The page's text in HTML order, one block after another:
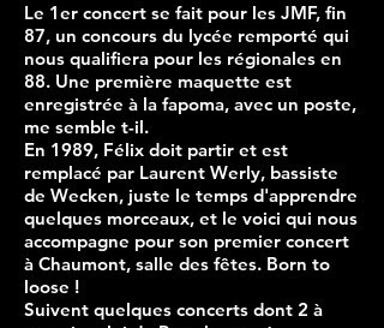
Le 1er concert se fait pour les JMF, fin
87, un concours du lycée remporté qui
nous qualifiera pour les régionales en
88. Une première maquette est
enregistrée à la fapoma, avec un poste,
me semble t-il.
En 1989, Félix doit partir et est
remplacé par Laurent Werly, bassiste
de Wecken, juste le temps d'apprendre
quelques morceaux, et le voici qui nous
accompagne pour son premier concert
à Chaumont, salle des fêtes. Born to
loose !
Suivent quelques concerts dont 2 à